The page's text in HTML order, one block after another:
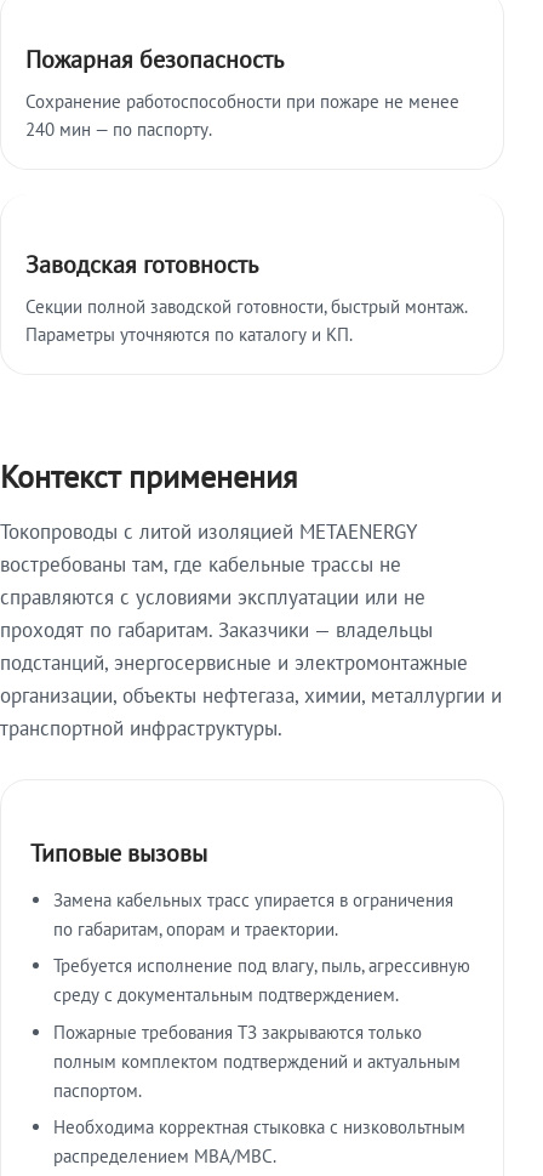
Пожарная безопасность
Сохранение работоспособности при пожаре не менее
240 мин — по паспорту.
Заводская готовность
Секции полной заводской готовности, быстрый монтаж.
Параметры уточняются по каталогу и КП.
Контекст применения
Токопроводы с литой изоляцией METAENERGY
востребованы там, где кабельные трассы не
справляются с условиями эксплуатации или не
проходят по габаритам. Заказчики — владельцы
подстанций, энергосервисные и электромонтажные
организации, объекты нефтегаза, химии, металлургии и
транспортной инфраструктуры.
Типовые вызовы
Замена кабельных трасс упирается в ограничения
по габаритам, опорам и траектории.
Требуется исполнение под влагу, пыль, агрессивную
среду с документальным подтверждением.
Пожарные требования ТЗ закрываются только
полным комплектом подтверждений и актуальным
паспортом.
Необходима корректная стыковка с низковольтным
распределением МВА/МВС.